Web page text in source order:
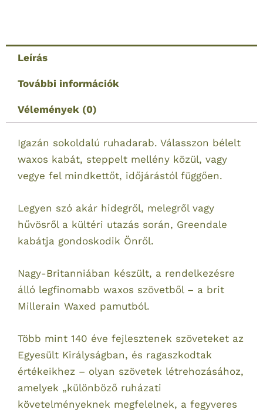
waxos
kabát
barna
mennyiség
Leírás
További információk
Vélemények (0)
Igazán sokoldalú ruhadarab. Válasszon bélelt
waxos kabát, steppelt mellény közül, vagy
vegye fel mindkettőt, időjárástól függően.
Legyen szó akár hidegről, melegről vagy
hűvösről a kültéri utazás során, Greendale
kabátja gondoskodik Önről.
Nagy-Britanniában készült, a rendelkezésre
álló legfinomabb waxos szövetből – a brit
Millerain Waxed pamutból.
Több mint 140 éve fejlesztenek szöveteket az
Egyesült Királyságban, és ragaszkodtak
értékeikhez – olyan szövetek létrehozásához,
amelyek „különböző ruházati
követelményeknek megfelelnek, a fegyveres